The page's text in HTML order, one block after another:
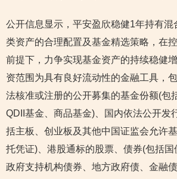
公开信息显示，平安盈欣稳健1年持有混
类资产的合理配置及基金精选策略，在
前提下，力争实现基金资产的持续稳健
资范围为具有良好流动性的金融工具，
法核准或注册的公开募集的基金份额(包
QDII基金、商品基金)、国内依法公开发
括主板、创业板及其他中国证监会允许
托凭证)、港股通标的股票、债券(包括国
政府支持机构债券、地方政府债、金融